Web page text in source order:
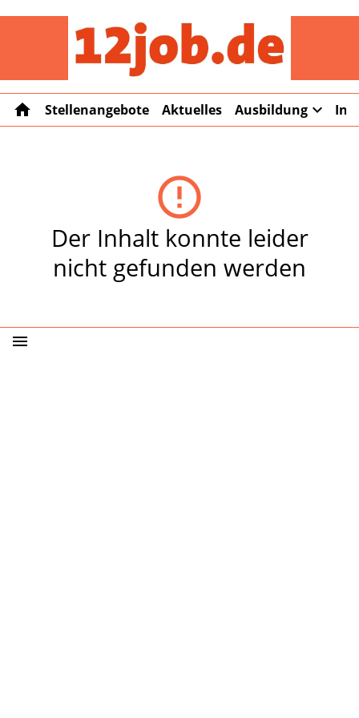
home Stellenangebote Aktuelles Ausbildung expand_more
error_outline
Der Inhalt konnte leider
nicht gefunden werden
menu